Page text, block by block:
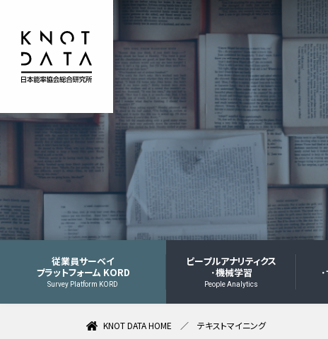
従業員サーベイ
プラットフォーム KORD
Survey Platform KORD
ピープルアナリティクス
･機械学習
People Analytics
KNOT DATA HOME テキストマイニング